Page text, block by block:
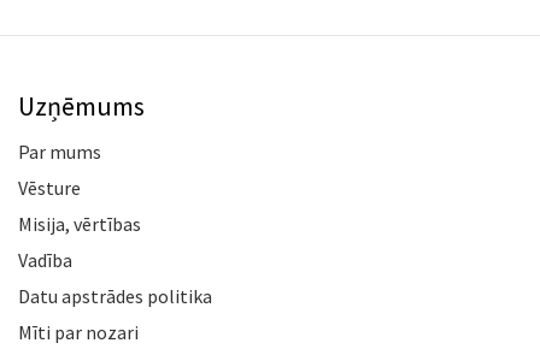
Uzņēmums
Par mums
Vēsture
Misija, vērtības
Vadība
Datu apstrādes politika
Mīti par nozari